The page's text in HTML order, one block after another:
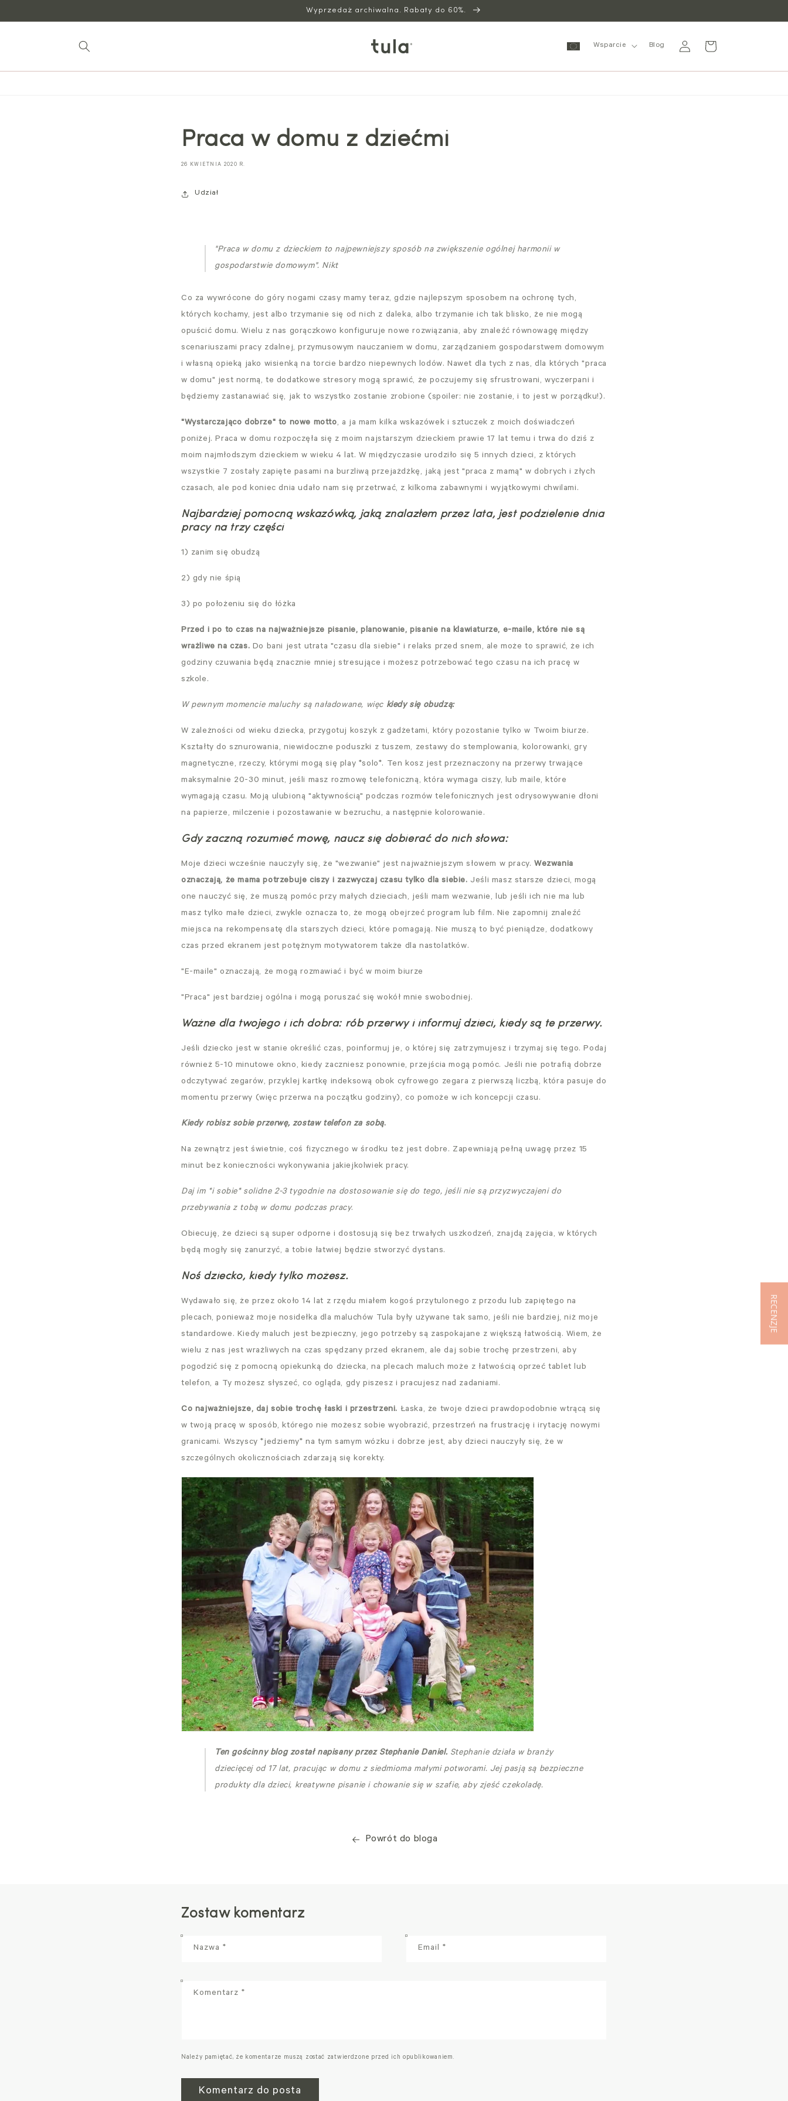
Wyprzedaż archiwalna. Rabaty do 60%.
Wsparcie Blog
się
Wózek
Praca w domu z dziećmi
26 KWIETNIA 2020 R.
Udział
"Praca w domu z dzieckiem to najpewniejszy sposób na zwiększenie ogólnej harmonii w
gospodarstwie domowym". Nikt
Co za wywrócone do góry nogami czasy mamy teraz, gdzie najlepszym sposobem na ochronę tych,
których kochamy, jest albo trzymanie się od nich z daleka, albo trzymanie ich tak blisko, że nie mogą
opuścić domu. Wielu z nas gorączkowo konfiguruje nowe rozwiązania, aby znaleźć równowagę między
scenariuszami pracy zdalnej, przymusowym nauczaniem w domu, zarządzaniem gospodarstwem domowym
i własną opieką jako wisienką na torcie bardzo niepewnych lodów. Nawet dla tych z nas, dla których "praca
w domu" jest normą, te dodatkowe stresory mogą sprawić, że poczujemy się sfrustrowani, wyczerpani i
będziemy zastanawiać się, jak to wszystko zostanie zrobione (spoiler: nie zostanie, i to jest w porządku!).
"Wystarczająco dobrze" to nowe motto, a ja mam kilka wskazówek i sztuczek z moich doświadczeń
poniżej. Praca w domu rozpoczęła się z moim najstarszym dzieckiem prawie 17 lat temu i trwa do dziś z
moim najmłodszym dzieckiem w wieku 4 lat. W międzyczasie urodziło się 5 innych dzieci, z których
wszystkie 7 zostały zapięte pasami na burzliwą przejażdżkę, jaką jest "praca z mamą" w dobrych i złych
czasach, ale pod koniec dnia udało nam się przetrwać, z kilkoma zabawnymi i wyjątkowymi chwilami.
Najbardziej pomocną wskazówką, jaką znalazłem przez lata, jest podzielenie dnia
pracy na trzy części
1) zanim się obudzą
2) gdy nie śpią
3) po położeniu się do łóżka
Przed i po to czas na najważniejsze pisanie, planowanie, pisanie na klawiaturze, e-maile, które nie są
wrażliwe na czas. Do bani jest utrata "czasu dla siebie" i relaks przed snem, ale może to sprawić, że ich
godziny czuwania będą znacznie mniej stresujące i możesz potrzebować tego czasu na ich pracę w
szkole.
W pewnym momencie maluchy są naładowane, więc kiedy się obudzą:
W zależności od wieku dziecka, przygotuj koszyk z gadżetami, który pozostanie tylko w Twoim biurze.
Kształty do sznurowania, niewidoczne poduszki z tuszem, zestawy do stemplowania, kolorowanki, gry
magnetyczne, rzeczy, którymi mogą się play *solo*. Ten kosz jest przeznaczony na przerwy trwające
maksymalnie 20-30 minut, jeśli masz rozmowę telefoniczną, która wymaga ciszy, lub maile, które
wymagają czasu. Moją ulubioną "aktywnością" podczas rozmów telefonicznych jest odrysowywanie dłoni
na papierze, milczenie i pozostawanie w bezruchu, a następnie kolorowanie.
Gdy zaczną rozumieć mowę, naucz się dobierać do nich słowa:
Moje dzieci wcześnie nauczyły się, że "wezwanie" jest najważniejszym słowem w pracy. Wezwania
oznaczają, że mama potrzebuje ciszy i zazwyczaj czasu tylko dla siebie. Jeśli masz starsze dzieci, mogą
one nauczyć się, że muszą pomóc przy małych dzieciach, jeśli mam wezwanie, lub jeśli ich nie ma lub
masz tylko małe dzieci, zwykle oznacza to, że mogą obejrzeć program lub film. Nie zapomnij znaleźć
miejsca na rekompensatę dla starszych dzieci, które pomagają. Nie muszą to być pieniądze, dodatkowy
czas przed ekranem jest potężnym motywatorem także dla nastolatków.
"E-maile" oznaczają, że mogą rozmawiać i być w moim biurze
"Praca" jest bardziej ogólna i mogą poruszać się wokół mnie swobodniej.
Ważne dla twojego i ich dobra: rób przerwy i informuj dzieci, kiedy są te przerwy.
Jeśli dziecko jest w stanie określić czas, poinformuj je, o której się zatrzymujesz i trzymaj się tego. Podaj
również 5-10 minutowe okno, kiedy zaczniesz ponownie, przejścia mogą pomóc. Jeśli nie potrafią dobrze
odczytywać zegarów, przyklej kartkę indeksową obok cyfrowego zegara z pierwszą liczbą, która pasuje do
momentu przerwy (więc przerwa na początku godziny), co pomoże w ich koncepcji czasu.
Kiedy robisz sobie przerwę, zostaw telefon za sobą.
Na zewnątrz jest świetnie, coś fizycznego w środku też jest dobre. Zapewniają pełną uwagę przez 15
minut bez konieczności wykonywania jakiejkolwiek pracy.
Daj im *i sobie* solidne 2-3 tygodnie na dostosowanie się do tego, jeśli nie są przyzwyczajeni do
przebywania z tobą w domu podczas pracy.
Obiecuję, że dzieci są super odporne i dostosują się bez trwałych uszkodzeń, znajdą zajęcia, w których
będą mogły się zanurzyć, a tobie łatwiej będzie stworzyć dystans.
Noś dziecko, kiedy tylko możesz.
Wydawało się, że przez około 14 lat z rzędu miałem kogoś przytulonego z przodu lub zapiętego na
plecach, ponieważ moje nosidełka dla maluchów Tula były używane tak samo, jeśli nie bardziej, niż moje
standardowe. Kiedy maluch jest bezpieczny, jego potrzeby są zaspokajane z większą łatwością. Wiem, że
wielu z nas jest wrażliwych na czas spędzany przed ekranem, ale daj sobie trochę przestrzeni, aby
pogodzić się z pomocną opiekunką do dziecka, na plecach maluch może z łatwością oprzeć tablet lub
telefon, a Ty możesz słyszeć, co ogląda, gdy piszesz i pracujesz nad zadaniami.
Co najważniejsze, daj sobie trochę łaski i przestrzeni. Łaska, że twoje dzieci prawdopodobnie wtrącą się
w twoją pracę w sposób, którego nie możesz sobie wyobrazić, przestrzeń na frustrację i irytację nowymi
granicami. Wszyscy *jedziemy* na tym samym wózku i dobrze jest, aby dzieci nauczyły się, że w
szczególnych okolicznościach zdarzają się korekty.
Ten gościnny blog został napisany przez Stephanie Daniel. Stephanie działa w branży
dziecięcej od 17 lat, pracując w domu z siedmioma małymi potworami. Jej pasją są bezpieczne
produkty dla dzieci, kreatywne pisanie i chowanie się w szafie, aby zjeść czekoladę.
Powrót do bloga
Zostaw komentarz
Nazwa * Email *
Komentarz *
Należy pamiętać, że komentarze muszą zostać zatwierdzone przed ich opublikowaniem.
RECENZJE